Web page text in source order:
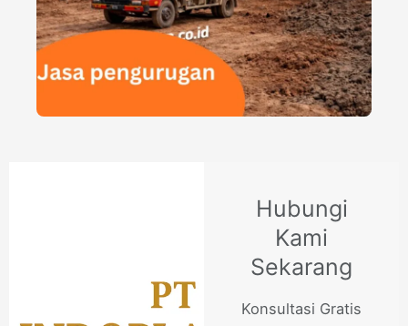
Hubungi
Kami
Sekarang
Konsultasi Gratis